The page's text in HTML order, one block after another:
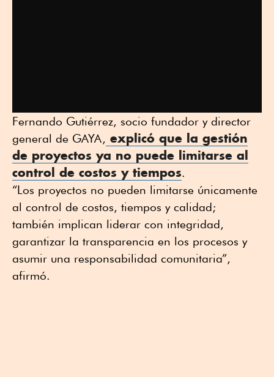
Fernando Gutiérrez, socio fundador y director
general de GAYA, explicó que la gestión
de proyectos ya no puede limitarse al
control de costos y tiempos.
“Los proyectos no pueden limitarse únicamente
al control de costos, tiempos y calidad;
también implican liderar con integridad,
garantizar la transparencia en los procesos y
asumir una responsabilidad comunitaria”,
afirmó.